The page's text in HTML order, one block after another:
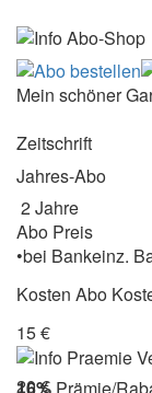
Mein schöner
Zeitschrift
Jahres-Abo
2 Jahre
Abo Preis
•bei Bankeinz.
Kosten Abo
15 €
20 €